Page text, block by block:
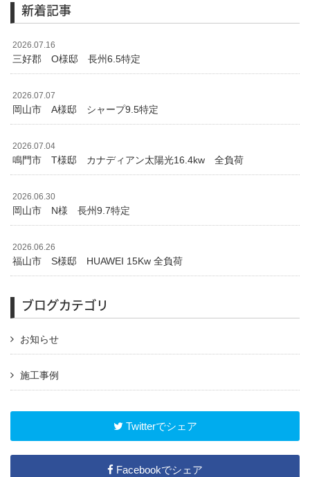
新着記事
2026.07.16
三好郡 O様邸 長州6.5特定
2026.07.07
岡山市 A様邸 シャープ9.5特定
2026.07.04
鳴門市 T様邸 カナディアン太陽光16.4kw 全負荷
2026.06.30
岡山市 N様 長州9.7特定
2026.06.26
福山市 S様邸 HUAWEI 15Kw 全負荷
ブログカテゴリ
お知らせ
施工事例
Twitterでシェア
Facebookでシェア